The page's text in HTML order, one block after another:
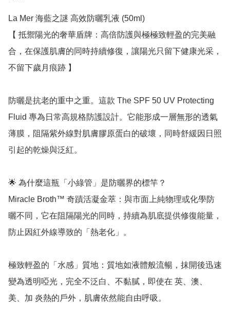
La Mer 海藍之謎 高效防曬乳液 (50ml)
【 抵禦陽光的奢華盾牌：高倍防護與極極致輕盈的完美融
合，在保護肌膚的同時持續修復，讓陽光只留下健康光采，
不留下歲月痕跡 】
防曬是抗老的重中之重。這款 The SPF 50 UV Protecting
Fluid 專為日常高規格防護設計。它能形成一層無形的透氣
薄膜，阻隔紫外線對肌膚膠原蛋白的破壞，同時舒緩因日照
引起的乾燥與泛紅。
🌟 為什麼這瓶「小綠管」是防曬界的標竿？
Miracle Broth™ 奇蹟活凝金萃：與市面上純物理或化學防
曬不同，它在阻隔陽光的同時，持續為肌底提供修復能量，
防止因紅外線導致的「熱老化」。
極致輕盈的「水感」質地：質地如液體般流暢，抹開後迅速
變為透明啞光，完全不泛白、不黏膩，即使在 英、澳、
美、加 炎熱的戶外，肌膚依然能自由呼吸。